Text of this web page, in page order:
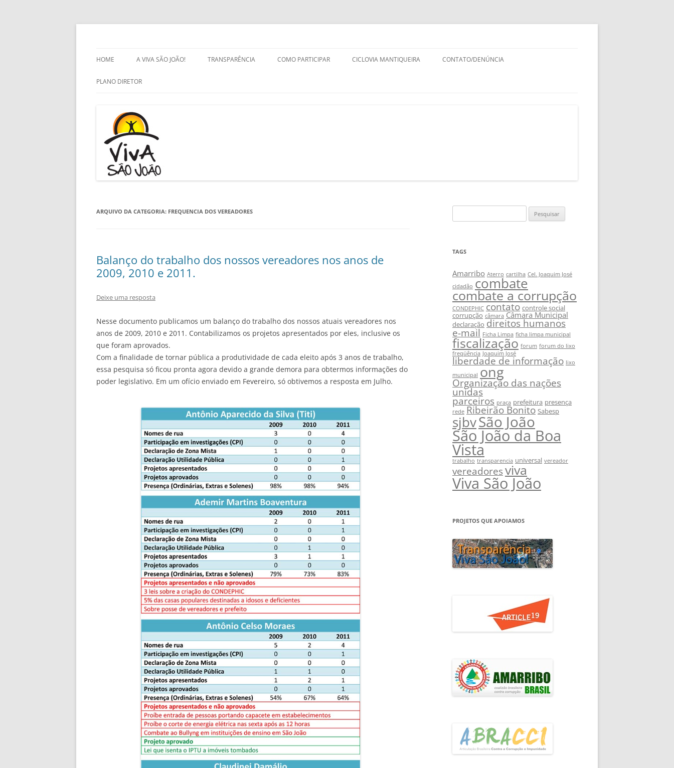
Pular
HOME A VIVA SÃO JOÃO!
SOBRE
A VIVA NO FACEBOOK
TRANSPARÊNCIA COMO PARTICIPAR CICLOVIA MANTIQUEIRA CONTATO/DENÚNCIA
PLANO DIRETOR
PLANO DIRETOR: NÃO HÁ
DIREITOS SEM DEVERES
ARQUIVO DA CATEGORIA: FREQUENCIA DOS VEREADORES
Balanço do trabalho dos nossos vereadores nos anos de
2009, 2010 e 2011.
Deixe uma resposta
Nesse documento publicamos um balanço do trabalho dos nossos atuais vereadores nos
anos de 2009, 2010 e 2011. Contabilizamos os projetos apresentados por eles, inclusive os
que foram aprovados.
Com a finalidade de tornar pública a produtividade de cada eleito após 3 anos de trabalho,
essa pesquisa só ficou pronta agora devido a grande demora para obtermos informações do
poder legislativo. Em um ofício enviado em Fevereiro, só obtivemos a resposta em Julho.
por:
TAGS
Amarribo Aterro cartilha Cel. Joaquim José
cidadão combate
combate a corrupção
CONDEPHIC contato controle social
corrupção câmara Câmara Municipal
declaração direitos humanos
e-mail Ficha Limpa ficha limpa municipal
fiscalização forum forum do lixo
freqüência Joaquim José
liberdade de informação lixo
municipal ong
Organização das nações
unidas
parceiros praça prefeitura presença
rede Ribeirão Bonito Sabesp
sjbvSão João
São João da Boa
Vista
trabalho transparencia universal vereador
vereadores viva
Viva São João
PROJETOS QUE APOIAMOS